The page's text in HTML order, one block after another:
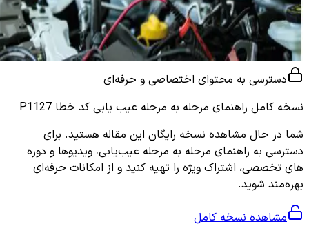
دسترسی به محتوای اختصاصی و حرفه‌ای
نسخه کامل راهنمای مرحله به مرحله عیب یابی کد خطا P1127
شما در حال مشاهده نسخه رایگان این مقاله هستید. برای
دسترسی به راهنمای مرحله به مرحله عیب‌یابی، ویدیوها و دوره
های تخصصی، اشتراک ویژه را تهیه کنید و از امکانات حرفه‌ای
بهره‌مند شوید.
مشاهده نسخه کامل